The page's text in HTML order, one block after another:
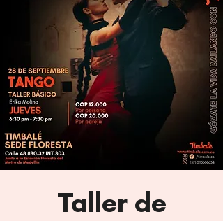
Taller de